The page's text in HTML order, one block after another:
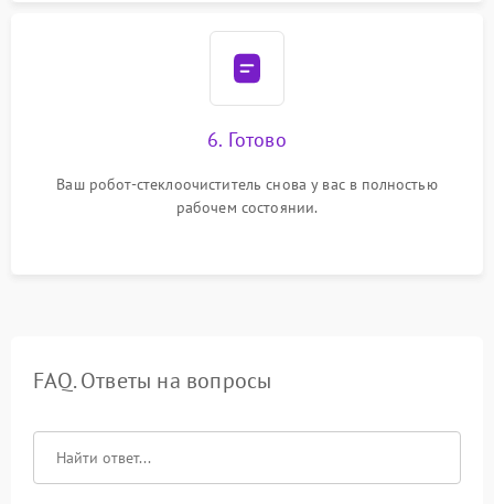
6. Готово
Ваш робот-стеклоочиститель снова у вас в полностью
рабочем состоянии.
FAQ. Ответы на вопросы